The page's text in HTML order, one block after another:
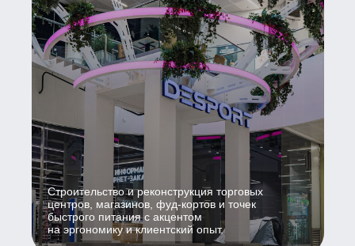
Строительство и реконструкция торговых
центров, магазинов, фуд-кортов и точек
быстрого питания с акцентом
на эргономику и клиентский опыт.